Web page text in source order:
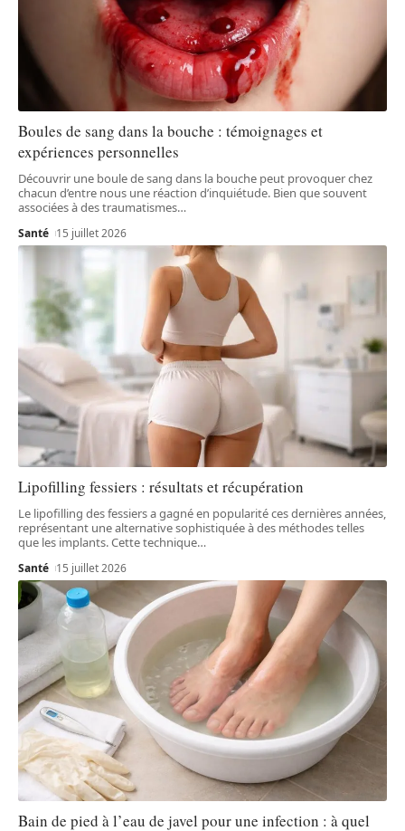
Boules de sang dans la bouche : témoignages et
expériences personnelles
Découvrir une boule de sang dans la bouche peut provoquer chez
chacun d’entre nous une réaction d’inquiétude. Bien que souvent
associées à des traumatismes…
Santé 15 juillet 2026
Lipofilling fessiers : résultats et récupération
Le lipofilling des fessiers a gagné en popularité ces dernières années,
représentant une alternative sophistiquée à des méthodes telles
que les implants. Cette technique…
Santé 15 juillet 2026
Bain de pied à l’eau de javel pour une infection : à quel